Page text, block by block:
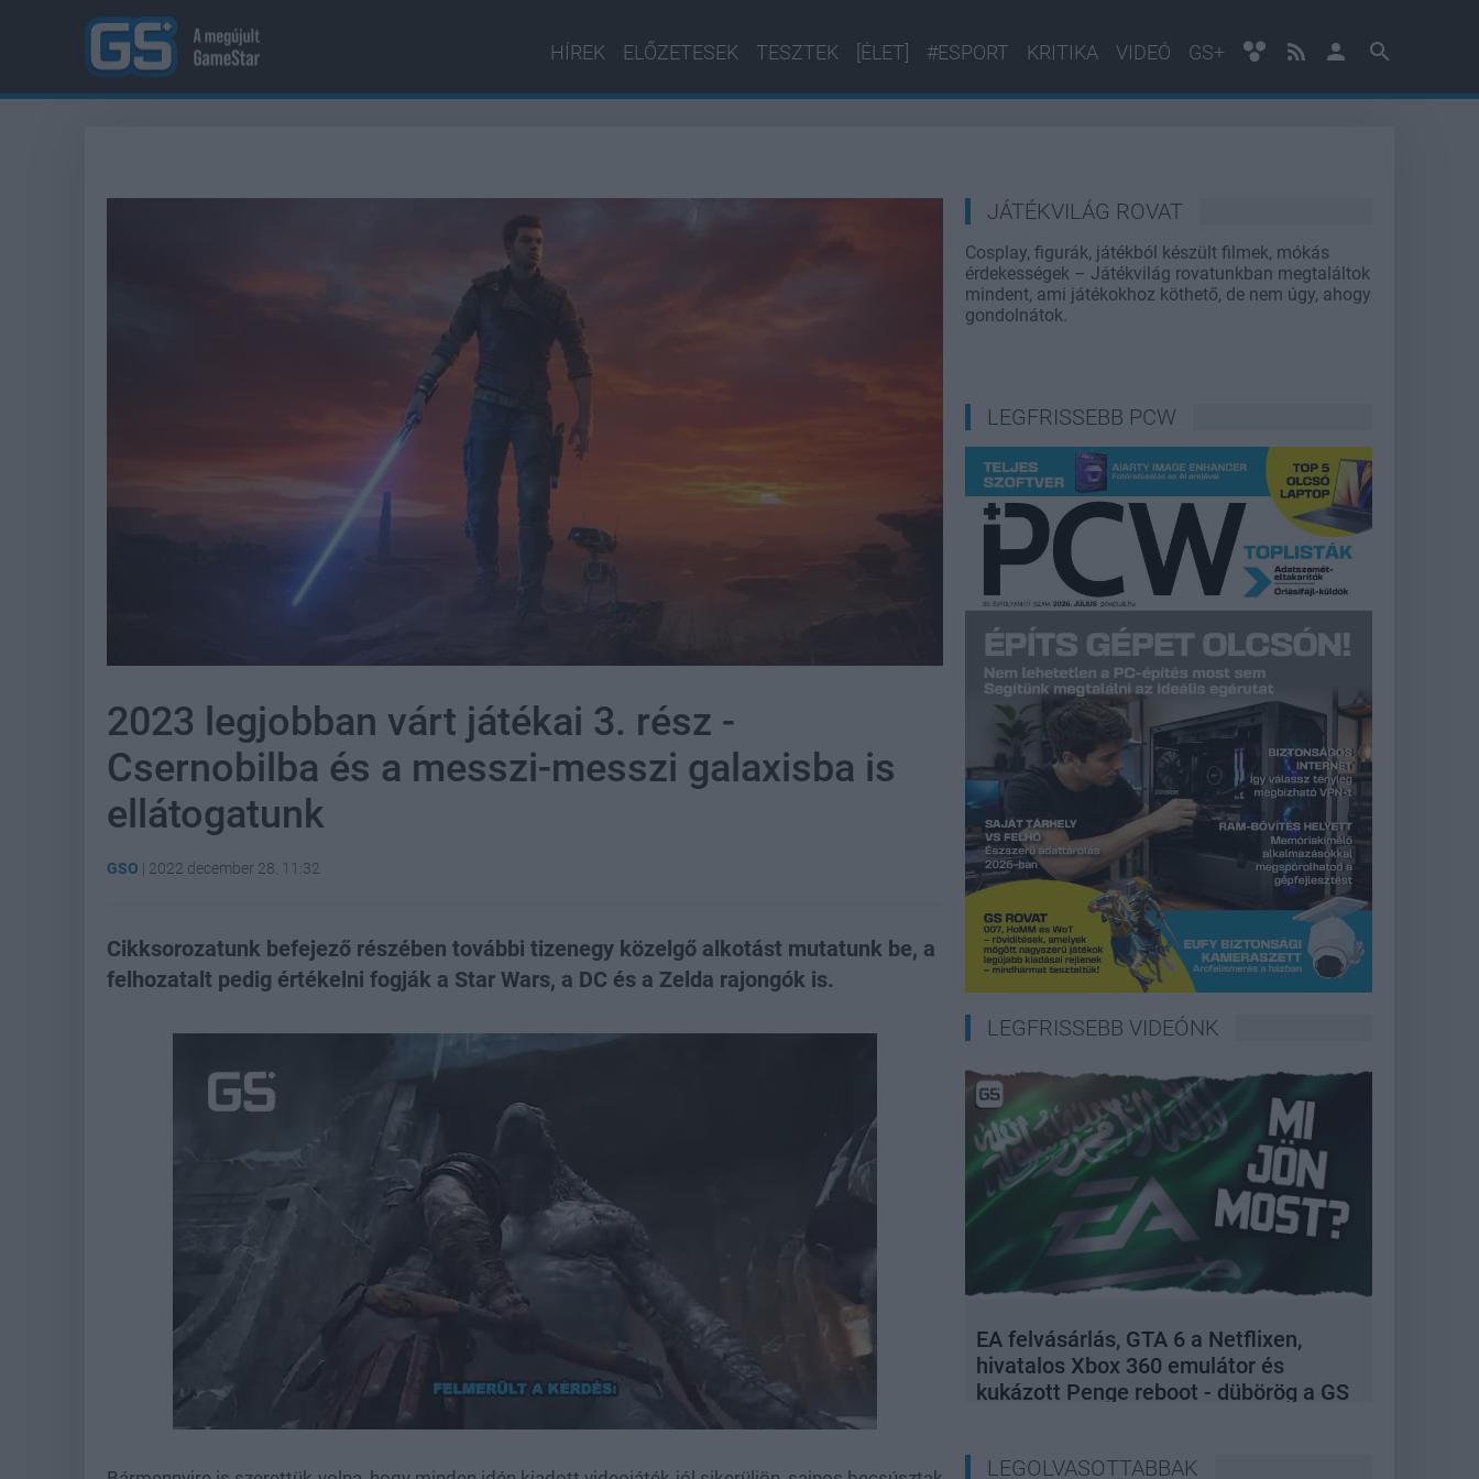
HÍREK ELŐZETESEK TESZTEK [ÉLET] #ESPORT KRITIKA VIDEÓ GS+
2023 legjobban várt játékai 3. rész -
Csernobilba és a messzi-messzi galaxisba is
ellátogatunk
GSO | 2022 december 28. 11:32
Cikksorozatunk befejező részében további tizenegy közelgő alkotást mutatunk be, a
felhozatalt pedig értékelni fogják a Star Wars, a DC és a Zelda rajongók is.
29.01%
JÁTÉKVILÁG ROVAT
Cosplay, figurák, játékból készült filmek, mókás
érdekességek – Játékvilág rovatunkban megtaláltok
mindent, ami játékokhoz köthető, de nem úgy, ahogy
gondolnátok.
LEGFRISSEBB PCW
LEGFRISSEBB VIDEÓNK
EA felvásárlás, GTA 6 a Netflixen,
hivatalos Xbox 360 emulátor és
kukázott Penge reboot - dübörög a GS
LEGOLVASOTTABBAK